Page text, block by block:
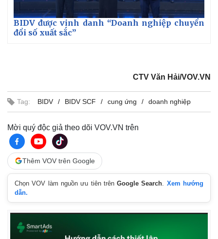
BIDV được vinh danh “Doanh nghiệp chuyển
đổi số xuất sắc”
CTV Văn Hải/VOV.VN
Tag: BIDV BIDV SCF cung ứng doanh nghiệp
Mời quý độc giả theo dõi VOV.VN trên
Thêm VOV trên Google
Chọn VOV làm nguồn ưu tiên trênGoogle Search
Xem hướng
dẫn.